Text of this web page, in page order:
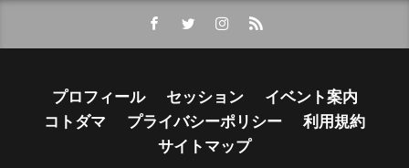
プロフィール セッション
イベント案内
コトダマ
プライバシーポリシー
利用規約
サイトマップ